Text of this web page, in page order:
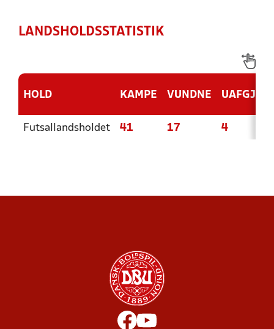
LANDSHOLDSSTATISTIK
HOLD KAMPE VUNDNE
Futsallandsholdet 41 17 4